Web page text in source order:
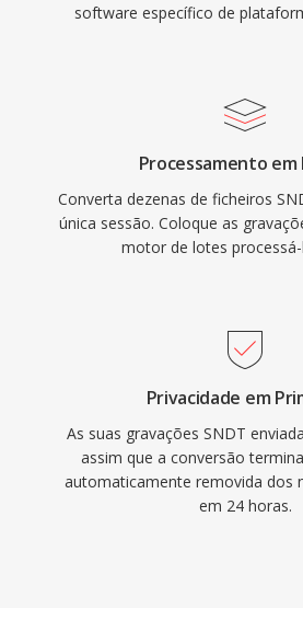
software específico de
Processamento em
Converta dezenas de ficheiros
única sessão. Coloque as
motor de lotes
Privacidade em
As suas gravações SNDT
assim que a conversão
automaticamente removida dos
em 24 horas.